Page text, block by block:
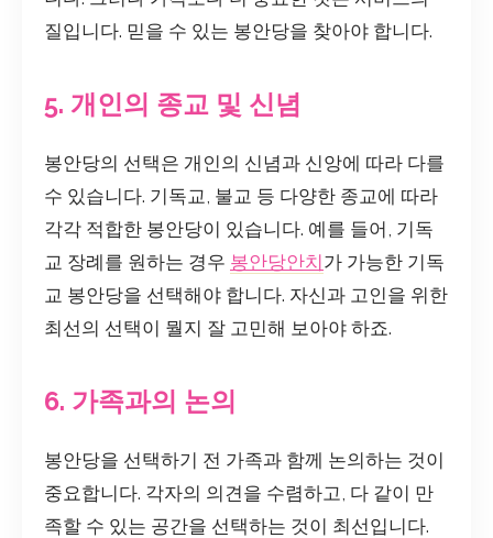
질입니다. 믿을 수 있는 봉안당을 찾아야 합니다.
5. 개인의 종교 및 신념
봉안당의 선택은 개인의 신념과 신앙에 따라 다를
수 있습니다. 기독교, 불교 등 다양한 종교에 따라
각각 적합한 봉안당이 있습니다. 예를 들어, 기독
교 장례를 원하는 경우 봉안당안치가 가능한 기독
교 봉안당을 선택해야 합니다. 자신과 고인을 위한
최선의 선택이 뭘지 잘 고민해 보아야 하죠.
6. 가족과의 논의
봉안당을 선택하기 전 가족과 함께 논의하는 것이
중요합니다. 각자의 의견을 수렴하고, 다 같이 만
족할 수 있는 공간을 선택하는 것이 최선입니다.